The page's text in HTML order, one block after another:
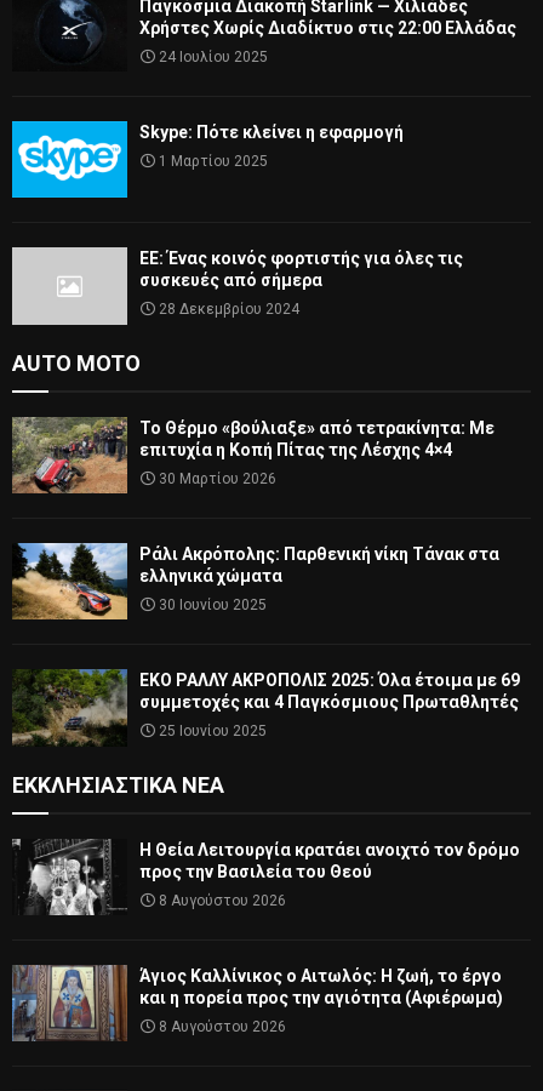
Παγκόσμια Διακοπή Starlink — Χιλιάδες
Χρήστες Χωρίς Διαδίκτυο στις 22:00 Ελλάδας
24 Ιουλίου 2025
Skype: Πότε κλείνει η εφαρμογή
1 Μαρτίου 2025
ΕΕ: Ένας κοινός φορτιστής για όλες τις
συσκευές από σήμερα
28 Δεκεμβρίου 2024
AUTO MOTO
Το Θέρμο «βούλιαξε» από τετρακίνητα: Με
επιτυχία η Κοπή Πίτας της Λέσχης 4×4
30 Μαρτίου 2026
Ράλι Ακρόπολης: Παρθενική νίκη Τάνακ στα
ελληνικά χώματα
30 Ιουνίου 2025
ΕΚΟ ΡΑΛΛΥ ΑΚΡΟΠΟΛΙΣ 2025: Όλα έτοιμα με 69
συμμετοχές και 4 Παγκόσμιους Πρωταθλητές
25 Ιουνίου 2025
ΕΚΚΛΗΣΙΑΣΤΙΚΆ ΝΈΑ
Η Θεία Λειτουργία κρατάει ανοιχτό τον δρόμο
προς την Βασιλεία του Θεού
8 Αυγούστου 2026
Άγιος Καλλίνικος ο Αιτωλός: Η ζωή, το έργο
και η πορεία προς την αγιότητα (Αφιέρωμα)
8 Αυγούστου 2026